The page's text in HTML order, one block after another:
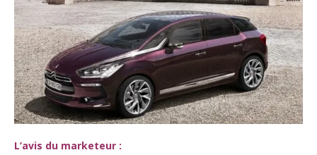
L’avis du marketeur :